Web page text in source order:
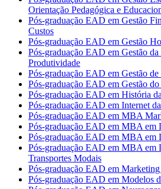
Orientação Pedagógica e
Pós-graduação EAD em Gestão
Custos
Pós-graduação EAD em Gestão
Pós-graduação EAD em Gestão
Produtividade
Pós-graduação EAD em Gestão de
Pós-graduação EAD em Gestão
Pós-graduação EAD em História
Pós-graduação EAD em Internet
Pós-graduação EAD em MBA
Pós-graduação EAD em MBA em
Pós-graduação EAD em MBA em
Pós-graduação EAD em MBA em
Transportes Modais
Pós-graduação EAD em Marketing
Pós-graduação EAD em Modelos